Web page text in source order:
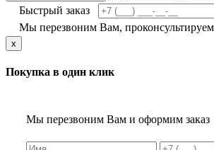
Быстрый заказ
Мы перезвоним Вам,
x
Покупка в один клик
Мы перезвоним Вам и оформим заказ